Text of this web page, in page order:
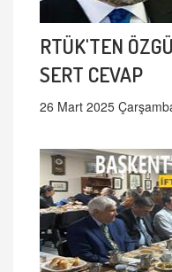
RTÜK'TEN
SERT CEVAP
26 Mart 2025